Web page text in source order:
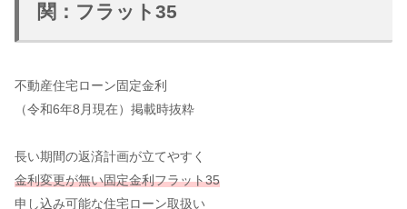
関：フラット35
不動産住宅ローン固定金利
（令和6年8月現在）掲載時抜粋
長い期間の返済計画が立てやすく
金利変更が無い固定金利フラット35
申し込み可能な住宅ローン取扱い